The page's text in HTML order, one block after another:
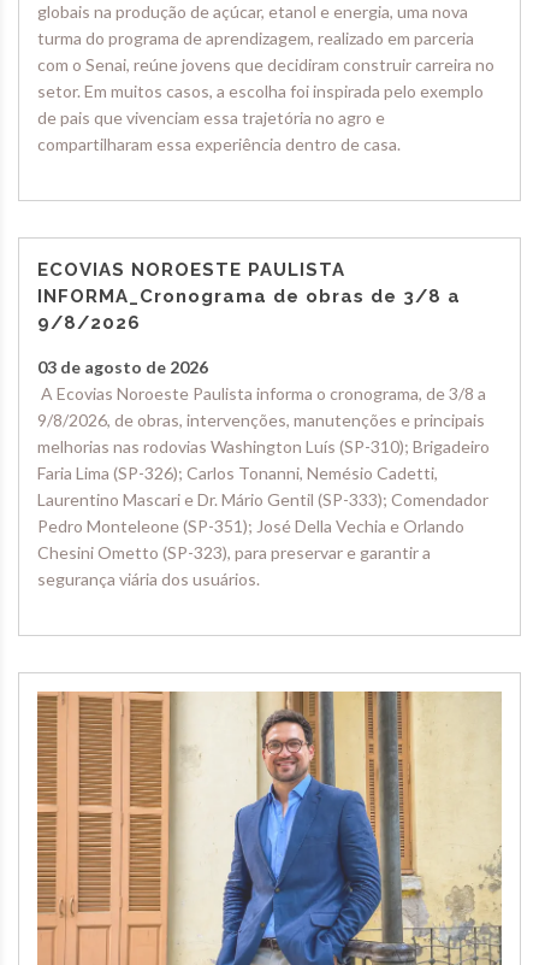
globais na produção de açúcar, etanol e energia, uma nova
turma do programa de aprendizagem, realizado em parceria
com o Senai, reúne jovens que decidiram construir carreira no
setor. Em muitos casos, a escolha foi inspirada pelo exemplo
de pais que vivenciam essa trajetória no agro e
compartilharam essa experiência dentro de casa.
ECOVIAS NOROESTE PAULISTA
INFORMA_Cronograma de obras de 3/8 a
9/8/2026
03 de agosto de 2026
A Ecovias Noroeste Paulista informa o cronograma, de 3/8 a
9/8/2026, de obras, intervenções, manutenções e principais
melhorias nas rodovias Washington Luís (SP-310); Brigadeiro
Faria Lima (SP-326); Carlos Tonanni, Nemésio Cadetti,
Laurentino Mascari e Dr. Mário Gentil (SP-333); Comendador
Pedro Monteleone (SP-351); José Della Vechia e Orlando
Chesini Ometto (SP-323), para preservar e garantir a
segurança viária dos usuários.